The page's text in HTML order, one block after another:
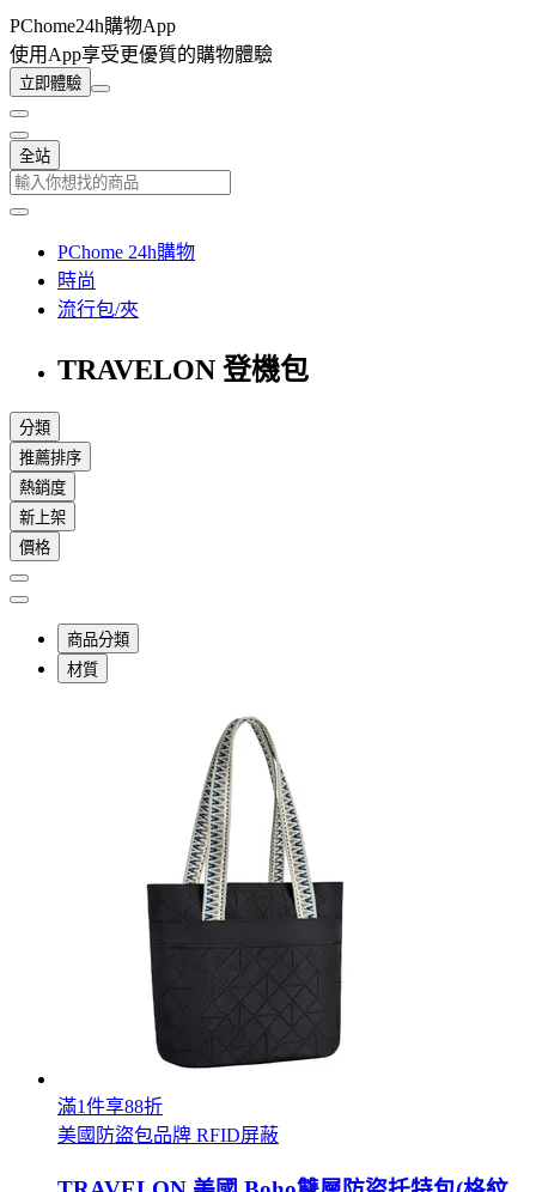
PChome24h購物App
使用App享受更優質的購物體驗
立即體驗
全站
PChome 24h購物
時尚
流行包/夾
TRAVELON 登機包
分類
推薦排序
熱銷度
新上架
價格
商品分類
材質
滿1件享88折
美國防盜包品牌 RFID屏蔽